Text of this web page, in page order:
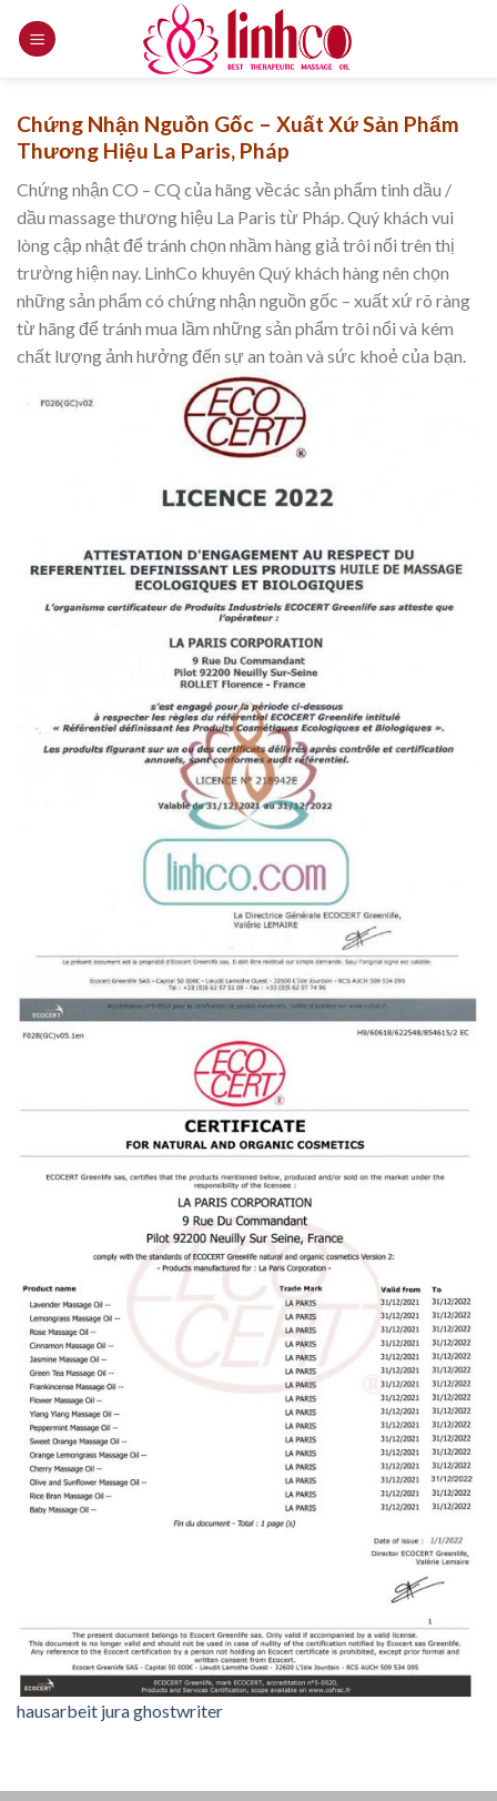
Chứng Nhận Nguồn Gốc – Xuất Xứ Sản Phẩm
Thương Hiệu La Paris, Pháp
Chứng nhận CO – CQ của hãng vềcác sản phẩm tinh dầu /
dầu massage thương hiệu La Paris từ Pháp. Quý khách vui
lòng cập nhật để tránh chọn nhầm hàng giả trôi nổi trên thị
trường hiện nay. LinhCo khuyên Quý khách hàng nên chọn
những sản phẩm có chứng nhận nguồn gốc – xuất xứ rõ ràng
từ hãng để tránh mua lầm những sản phẩm trôi nổi và kém
chất lượng ảnh hưởng đến sự an toàn và sức khoẻ của bạn.
hausarbeit jura ghostwriter